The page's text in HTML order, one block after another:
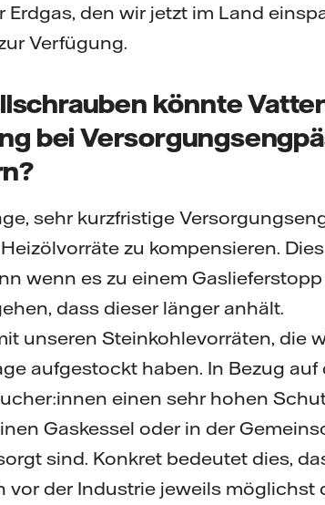
den wir jetzt im Land
Verfügung.
könnte
bei
sehr kurzfristige
zu kompensieren.
wenn es zu einem
dass dieser länger anhält.
unseren Steinkohlevorräten, die
aufgestockt haben. In Bezug
einen sehr hohen
Gaskessel oder in der
sind. Konkret bedeutet dies,
vor der Industrie jeweils